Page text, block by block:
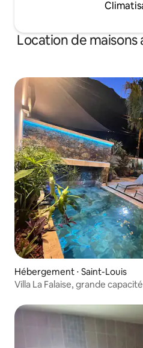
Location de maisons
Hébergement ⋅ Saint-Louis
Villa La Falaise, grande